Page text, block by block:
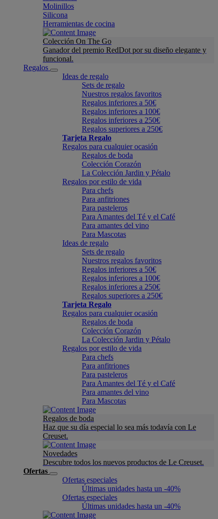
Molinillos
Silicona
Herramientas de cocina
Colección On The Go
Ganador del premio RedDot por su diseño elegante y
funcional.
Regalos
Ideas de regalo
Sets de regalo
Nuestros regalos favoritos
Regalos inferiores a 50€
Regalos inferiores a 100€
Regalos inferiores a 250€
Regalos superiores a 250€
Tarjeta Regalo
Regalos para cualquier ocasión
Regalos de boda
Colección Corazón
La Colección Jardin y Pétalo
Regalos por estilo de vida
Para chefs
Para anfitriones
Para pasteleros
Para Amantes del Té y el Café
Para amantes del vino
Para Mascotas
Ideas de regalo
Sets de regalo
Nuestros regalos favoritos
Regalos inferiores a 50€
Regalos inferiores a 100€
Regalos inferiores a 250€
Regalos superiores a 250€
Tarjeta Regalo
Regalos para cualquier ocasión
Regalos de boda
Colección Corazón
La Colección Jardin y Pétalo
Regalos por estilo de vida
Para chefs
Para anfitriones
Para pasteleros
Para Amantes del Té y el Café
Para amantes del vino
Para Mascotas
Regalos de boda
Haz que su día especial lo sea más todavía con Le
Creuset.
Novedades
Descubre todos los nuevos productos de Le Creuset.
Ofertas
Ofertas especiales
Últimas unidades hasta un -40%
Ofertas especiales
Últimas unidades hasta un -40%